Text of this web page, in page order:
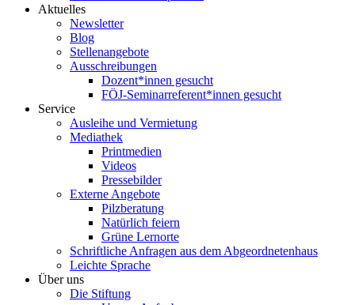
Aktuelles
Newsletter
Blog
Stellenangebote
Ausschreibungen
Dozent*innen gesucht
FÖJ-Seminarreferent*innen gesucht
Service
Ausleihe und Vermietung
Mediathek
Printmedien
Videos
Pressebilder
Externe Angebote
Pilzberatung
Natürlich feiern
Grüne Lernorte
Schriftliche Anfragen aus dem Abgeordnetenhaus
Leichte Sprache
Über uns
Die Stiftung